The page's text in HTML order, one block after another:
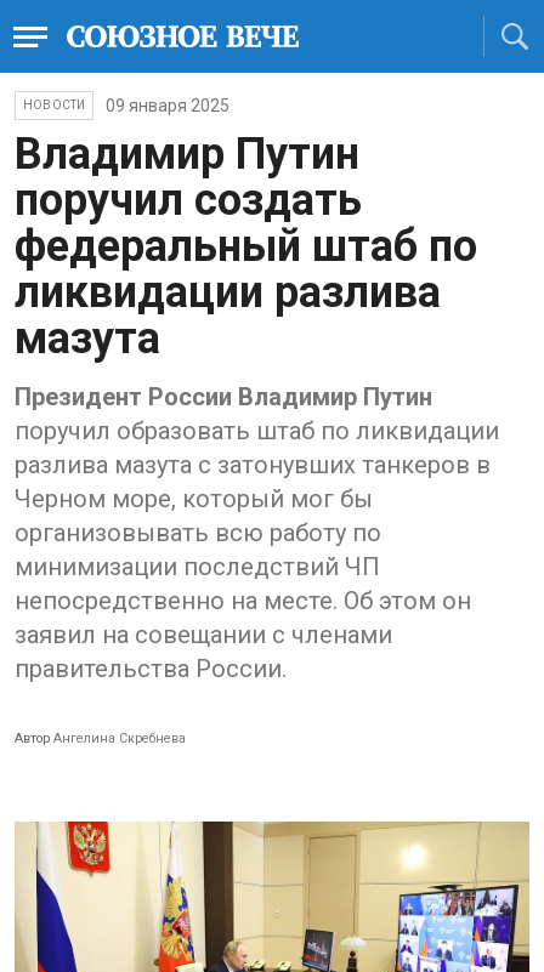
НОВОСТИ 09 января 2025
Владимир Путин
поручил создать
федеральный штаб по
ликвидации разлива
мазута
Президент России Владимир Путин
поручил образовать штаб по ликвидации
разлива мазута с затонувших танкеров в
Черном море, который мог бы
организовывать всю работу по
минимизации последствий ЧП
непосредственно на месте. Об этом он
заявил на совещании с членами
правительства России.
Автор Ангелина Скребнева